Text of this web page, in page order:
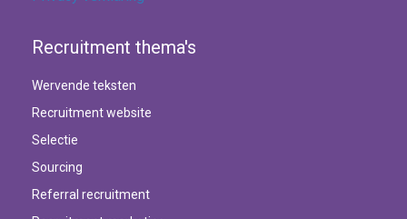
Recruitment thema's
Wervende teksten
Recruitment website
Selectie
Sourcing
Referral recruitment